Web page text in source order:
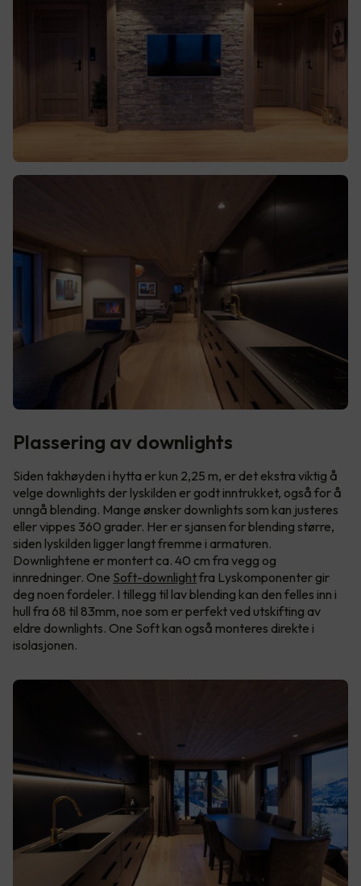
Plassering av downlights
Siden takhøyden i hytta er kun 2,25 m, er det ekstra viktig å
velge downlights der lyskilden er godt inntrukket, også for å
unngå blending. Mange ønsker downlights som kan justeres
eller vippes 360 grader. Her er sjansen for blending større,
siden lyskilden ligger langt fremme i armaturen.
Downlightene er montert ca. 40 cm fra vegg og
innredninger. One Soft-downlightfra Lyskomponenter gir
deg noen fordeler. I tillegg til lav blending kan den felles inn i
hull fra 68 til 83mm, noe som er perfekt ved utskifting av
eldre downlights. One Soft kan også monteres direkte i
isolasjonen.